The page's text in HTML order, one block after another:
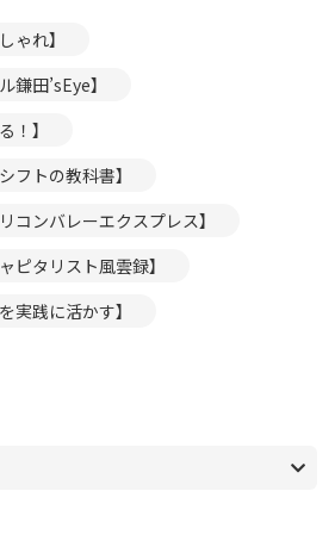
ゃれ】
田’sEye】
！】
フトの教科書】
コンバレーエクスプレス】
ピタリスト風雲録】
実践に活かす】